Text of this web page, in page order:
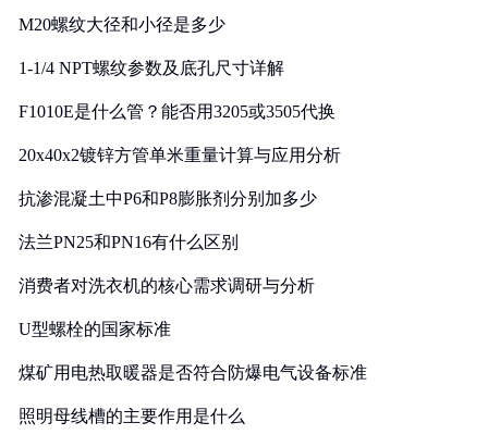
M20螺纹大径和小径是多少
1-1/4 NPT螺纹参数及底孔尺寸详解
F1010E是什么管？能否用3205或3505代换
20x40x2镀锌方管单米重量计算与应用分析
抗渗混凝土中P6和P8膨胀剂分别加多少
法兰PN25和PN16有什么区别
消费者对洗衣机的核心需求调研与分析
U型螺栓的国家标准
煤矿用电热取暖器是否符合防爆电气设备标准
照明母线槽的主要作用是什么